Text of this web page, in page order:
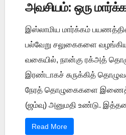
அவசியம்: ஒரு
இஸ்லாமிய மார்க்கம்
பல்வேறு சலுகைகளை
வகையில், நான்கு ரக்அத்
இரண்டாகச் சுருக்கித்
நேரத் தொழுகைகளை
(ஜம்வு) அனுமதி உண்டு.
Read More